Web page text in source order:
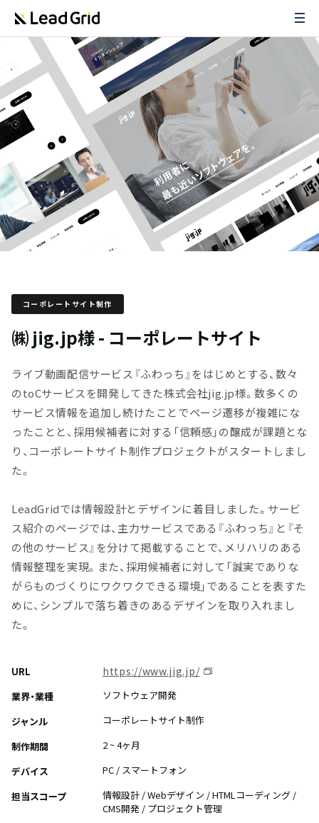
コーポレートサイト制作
㈱ jig.jp様 - コーポレートサイト
ライブ動画配信サービス『ふわっち』をはじめとする、数々
のtoCサービスを開発してきた株式会社jig.jp様。数多くの
サービス情報を追加し続けたことでページ遷移が複雑にな
ったことと、採用候補者に対する「信頼感」の醸成が課題とな
り、コーポレートサイト制作プロジェクトがスタートしまし
た。
LeadGridでは情報設計とデザインに着目しました。サービ
ス紹介のページでは、主力サービスである『ふわっち』と『そ
の他のサービス』を分けて掲載することで、メリハリのある
情報整理を実現。また、採用候補者に対して「誠実でありな
がらものづくりにワクワクできる環境」であることを表すた
めに、シンプルで落ち着きのあるデザインを取り入れまし
た。
URL https://www.jig.jp/
業界・業種
ソフトウェア開発
ジャンル
コーポレートサイト制作
制作期間
2 ~ 4ヶ月
デバイス
PC / スマートフォン
担当スコープ
情報設計 / Webデザイン / HTMLコーディング /
CMS開発 / プロジェクト管理